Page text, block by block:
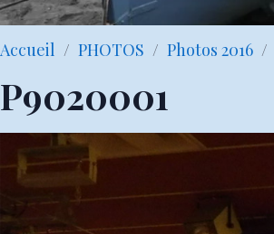
Accueil PHOTOS Photos 2016
P9020001